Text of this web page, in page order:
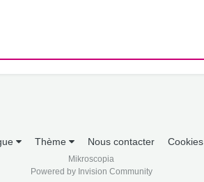
Thème Nous contacter Cookies
Mikroscopia
Powered by Invision Community